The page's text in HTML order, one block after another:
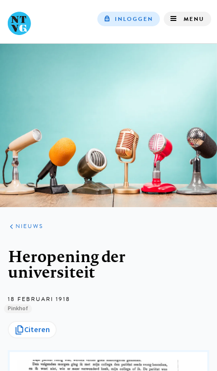
INLOGGEN MENU
ARTIKELEN
HET
KORT
NIEUWS
Heropening der
universiteit
18 FEBRUARI 1918
Pinkhof
Citeren